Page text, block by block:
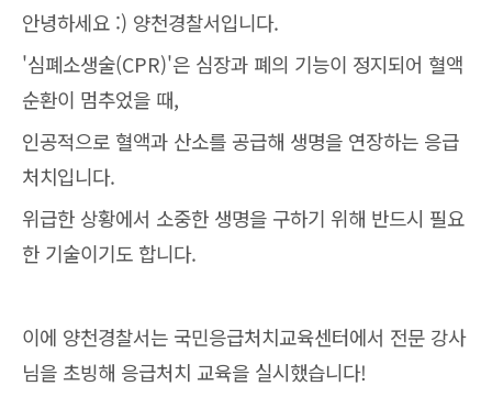
안녕하세요 :) 양천경찰서입니다.
'심폐소생술(CPR)'은 심장과 폐의 기능이 정지되어 혈액
순환이 멈추었을 때,
인공적으로 혈액과 산소를 공급해 생명을 연장하는 응급
처치입니다.
위급한 상황에서 소중한 생명을 구하기 위해 반드시 필요
한 기술이기도 합니다.
이에 양천경찰서는 국민응급처치교육센터에서 전문 강사
님을 초빙해 응급처치 교육을 실시했습니다!